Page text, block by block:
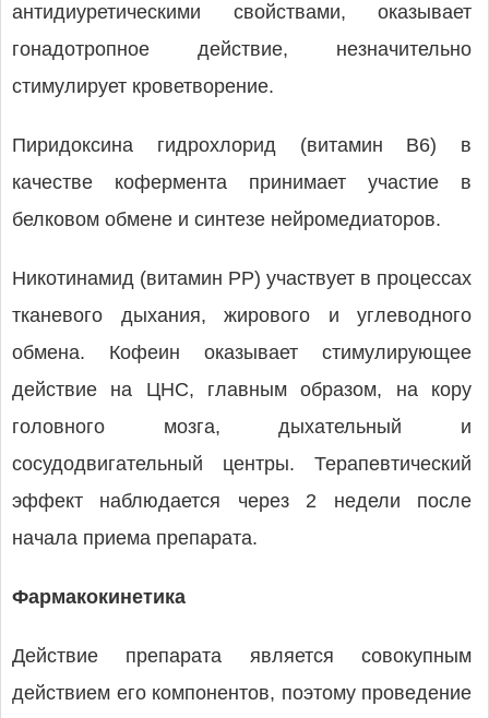
антидиуретическими свойствами, оказывает
гонадотропное действие, незначительно
стимулирует кроветворение.
Пиридоксина гидрохлорид (витамин В6) в
качестве кофермента принимает участие в
белковом обмене и синтезе нейромедиаторов.
Никотинамид (витамин РР) участвует в процессах
тканевого дыхания, жирового и углеводного
обмена. Кофеин оказывает стимулирующее
действие на ЦНС, главным образом, на кору
головного мозга, дыхательный и
сосудодвигательный центры. Терапевтический
эффект наблюдается через 2 недели после
начала приема препарата.
Фармакокинетика
Действие препарата является совокупным
действием его компонентов, поэтому проведение